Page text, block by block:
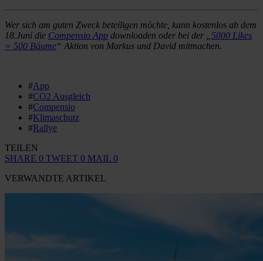
Wer sich am guten Zweck beteiligen möchte, kann kostenlos ab dem
18.Juni die Compensio App downloaden oder bei der „ 5000 Likes
= 500 Bäume“ Aktion von Markus und David mitmachen.
#App
#CO2 Ausgleich
#Compensio
#Klimaschutz
#Rallye
TEILEN
SHARE 0 TWEET 0 MAIL 0
VERWANDTE ARTIKEL